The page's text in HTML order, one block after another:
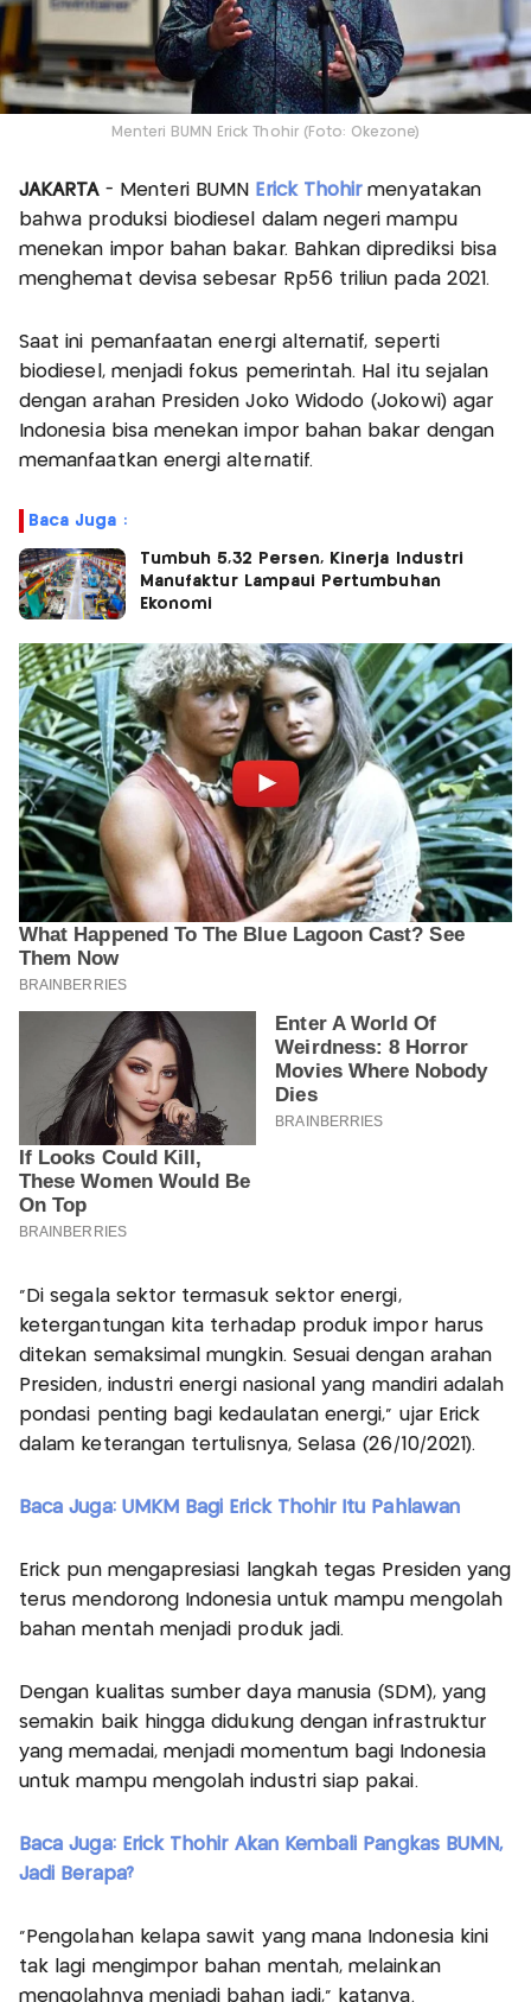
Menteri BUMN Erick Thohir (Foto: Okezone)
JAKARTA- Menteri BUMN Erick Thohirmenyatakan
bahwa produksi biodiesel dalam negeri mampu
menekan impor bahan bakar. Bahkan diprediksi bisa
menghemat devisa sebesar Rp56 triliun pada 2021.
Saat ini pemanfaatan energi alternatif, seperti
biodiesel, menjadi fokus pemerintah. Hal itu sejalan
dengan arahan Presiden Joko Widodo (Jokowi) agar
Indonesia bisa menekan impor bahan bakar dengan
memanfaatkan energi alternatif.
Baca Juga :
Tumbuh 5,32 Persen, Kinerja Industri
Manufaktur Lampaui Pertumbuhan
Ekonomi
"Di segala sektor termasuk sektor energi,
ketergantungan kita terhadap produk impor harus
ditekan semaksimal mungkin. Sesuai dengan arahan
Presiden, industri energi nasional yang mandiri adalah
pondasi penting bagi kedaulatan energi," ujar Erick
dalam keterangan tertulisnya, Selasa (26/10/2021).
Baca Juga: UMKM Bagi Erick Thohir Itu Pahlawan
Erick pun mengapresiasi langkah tegas Presiden yang
terus mendorong Indonesia untuk mampu mengolah
bahan mentah menjadi produk jadi.
Dengan kualitas sumber daya manusia (SDM), yang
semakin baik hingga didukung dengan infrastruktur
yang memadai, menjadi momentum bagi Indonesia
untuk mampu mengolah industri siap pakai.
Baca Juga: Erick Thohir Akan Kembali Pangkas BUMN,
Jadi Berapa?
"Pengolahan kelapa sawit yang mana Indonesia kini
tak lagi mengimpor bahan mentah, melainkan
mengolahnya menjadi bahan jadi," katanya.